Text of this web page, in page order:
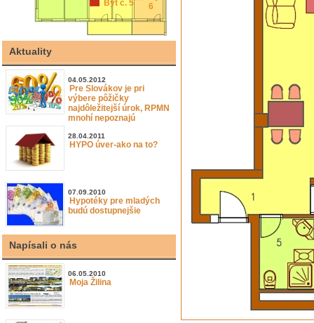
Byt č. 5
6
Aktuality
04.05.2012
Pre Slovákov je pri
výbere pôžičky
najdôležitejší úrok, RPMN
mnohí nepoznajú
28.04.2011
HYPO úver-ako na to?
07.09.2010
Hypotéky pre mladých
budú dostupnejšie
Napísali o nás
06.05.2010
Moja Žilina